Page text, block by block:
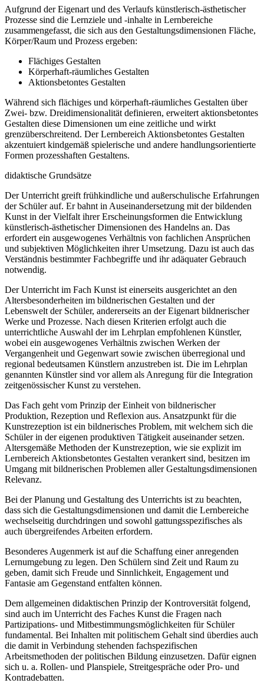
Aufgrund der Eigenart und des Verlaufs künstlerisch-ästhetischer
Prozesse sind die Lernziele und -inhalte in Lernbereiche
zusammengefasst, die sich aus den Gestaltungsdimensionen Fläche,
Körper/Raum und Prozess ergeben:
Flächiges Gestalten
Körperhaft-räumliches Gestalten
Aktionsbetontes Gestalten
Während sich flächiges und körperhaft-räumliches Gestalten über
Zwei- bzw. Dreidimensionalität definieren, erweitert aktionsbetontes
Gestalten diese Dimensionen um eine zeitliche und wirkt
grenzüberschreitend. Der Lernbereich Aktionsbetontes Gestalten
akzentuiert kindgemäß spielerische und andere handlungsorientierte
Formen prozesshaften Gestaltens.
didaktische Grundsätze
Der Unterricht greift frühkindliche und außerschulische Erfahrungen
der Schüler auf. Er bahnt in Auseinandersetzung mit der bildenden
Kunst in der Vielfalt ihrer Erscheinungsformen die Entwicklung
künstlerisch-ästhetischer Dimensionen des Handelns an. Das
erfordert ein ausgewogenes Verhältnis von fachlichen Ansprüchen
und subjektiven Möglichkeiten ihrer Umsetzung. Dazu ist auch das
Verständnis bestimmter Fachbegriffe und ihr adäquater Gebrauch
notwendig.
Der Unterricht im Fach Kunst ist einerseits ausgerichtet an den
Altersbesonderheiten im bildnerischen Gestalten und der
Lebenswelt der Schüler, andererseits an der Eigenart bildnerischer
Werke und Prozesse. Nach diesen Kriterien erfolgt auch die
unterrichtliche Auswahl der im Lehrplan empfohlenen Künstler,
wobei ein ausgewogenes Verhältnis zwischen Werken der
Vergangenheit und Gegenwart sowie zwischen überregional und
regional bedeutsamen Künstlern anzustreben ist. Die im Lehrplan
genannten Künstler sind vor allem als Anregung für die Integration
zeitgenössischer Kunst zu verstehen.
Das Fach geht vom Prinzip der Einheit von bildnerischer
Produktion, Rezeption und Reflexion aus. Ansatzpunkt für die
Kunstrezeption ist ein bildnerisches Problem, mit welchem sich die
Schüler in der eigenen produktiven Tätigkeit auseinander setzen.
Altersgemäße Methoden der Kunstrezeption, wie sie explizit im
Lernbereich Aktionsbetontes Gestalten verankert sind, besitzen im
Umgang mit bildnerischen Problemen aller Gestaltungsdimensionen
Relevanz.
Bei der Planung und Gestaltung des Unterrichts ist zu beachten,
dass sich die Gestaltungsdimensionen und damit die Lernbereiche
wechselseitig durchdringen und sowohl gattungsspezifisches als
auch übergreifendes Arbeiten erfordern.
Besonderes Augenmerk ist auf die Schaffung einer anregenden
Lernumgebung zu legen. Den Schülern sind Zeit und Raum zu
geben, damit sich Freude und Sinnlichkeit, Engagement und
Fantasie am Gegenstand entfalten können.
Dem allgemeinen didaktischen Prinzip der Kontroversität folgend,
sind auch im Unterricht des Faches Kunst die Fragen nach
Partizipations- und Mitbestimmungsmöglichkeiten für Schüler
fundamental. Bei Inhalten mit politischem Gehalt sind überdies auch
die damit in Verbindung stehenden fachspezifischen
Arbeitsmethoden der politischen Bildung einzusetzen. Dafür eignen
sich u. a. Rollen- und Planspiele, Streitgespräche oder Pro- und
Kontradebatten.